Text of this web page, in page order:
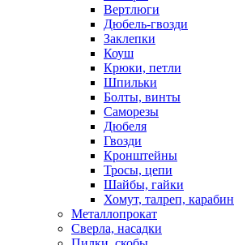
Вертлюги
Дюбель-гвозди
Заклепки
Коуш
Крюки, петли
Шпильки
Болты, винты
Саморезы
Дюбеля
Гвозди
Кронштейны
Тросы, цепи
Шайбы, гайки
Хомут, талреп, карабин
Металлопрокат
Сверла, насадки